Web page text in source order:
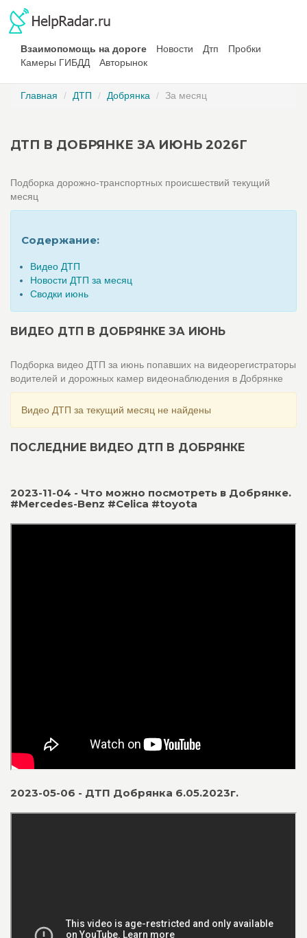
Взаимопомощь на дороге Новости Дтп
Пробки
Камеры ГИБДД
Авторынок
Главная ДТП Добрянка За месяц
ДТП В ДОБРЯНКЕ ЗА ИЮНЬ 2026Г
Подборка дорожно-транспортных происшествий текущий
месяц
Содержание:
Видео ДТП
Новости ДТП за месяц
Сводки июнь
ВИДЕО ДТП В ДОБРЯНКЕ ЗА ИЮНЬ
Подборка видео ДТП за июнь попавших на видеорегистраторы
водителей и дорожных камер видеонаблюдения в Добрянке
Видео ДТП за текущий месяц не найдены
ПОСЛЕДНИЕ ВИДЕО ДТП В ДОБРЯНКЕ
2023-11-04 - Что можно посмотреть в Добрянке.
#Mercedes-Benz #Celica #toyota
2023-05-06 - ДТП Добрянка 6.05.2023г.